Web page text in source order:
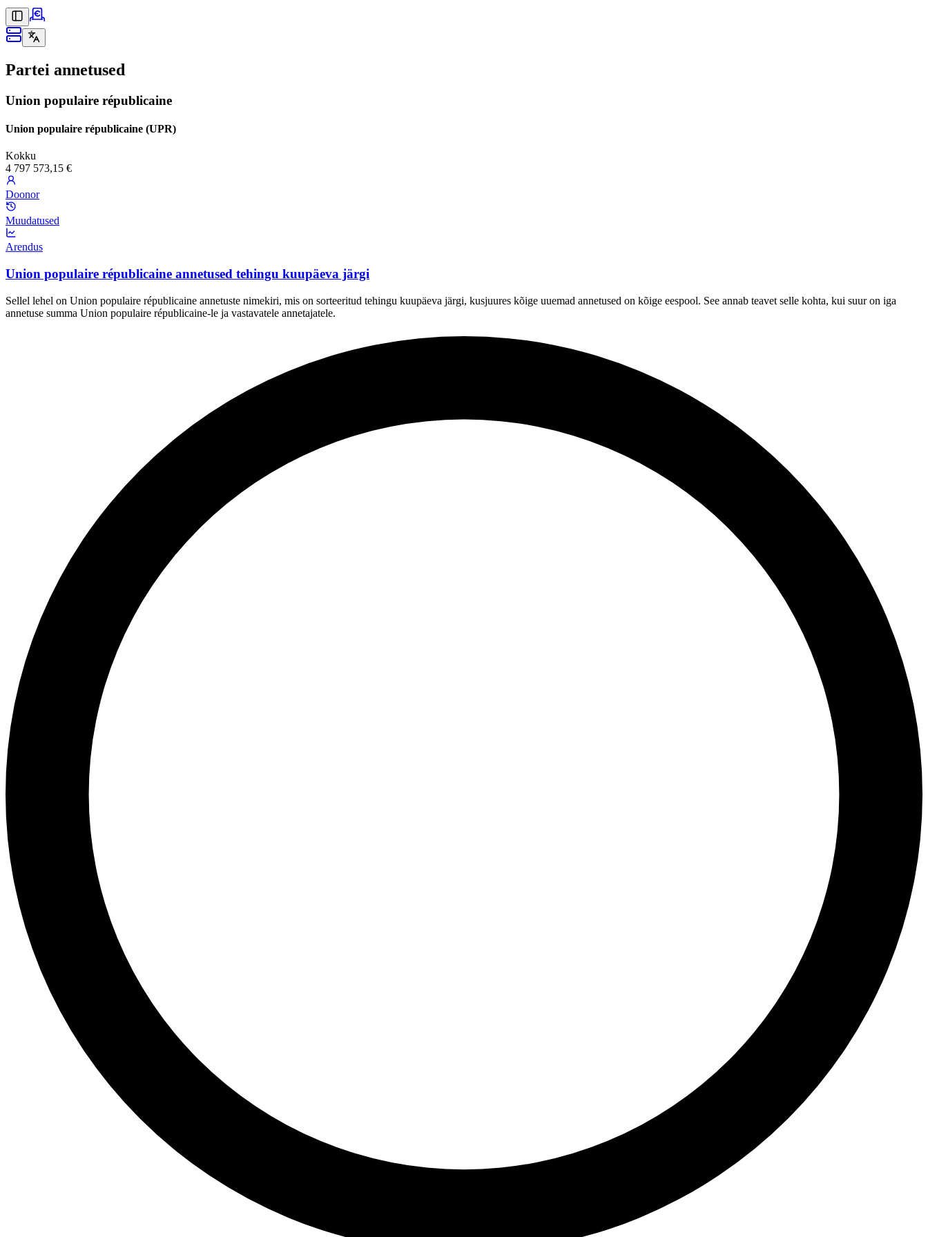
Partei annetused
Union populaire républicaine
Union populaire républicaine (UPR)
Kokku
4 797 573,15 €
Doonor
Muudatused
Arendus
Union populaire républicaine annetused tehingu kuupäeva järgi
Sellel lehel on Union populaire républicaine annetuste nimekiri, mis on sorteeritud tehingu kuupäeva järgi, kusjuures kõige uuemad annetused on kõige eespool. See annab teavet selle kohta, kui suur on iga
annetuse summa Union populaire républicaine-le ja vastavatele annetajatele.